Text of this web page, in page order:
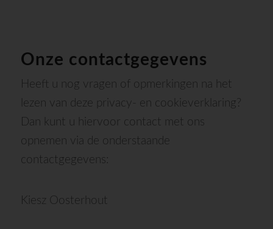
Onze contactgegevens
Heeft u nog vragen of opmerkingen na het
lezen van deze privacy- en cookieverklaring?
Dan kunt u hiervoor contact met ons
opnemen via de onderstaande
contactgegevens:
Kiesz Oosterhout